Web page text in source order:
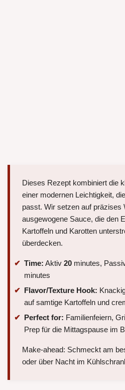
Dieses Rezept kombiniert die
einer modernen Leichtigkeit,
passt. Wir setzen auf präzises
ausgewogene Sauce, die den
Kartoffeln und Karotten
überdecken.
Time: Aktiv 20 minutes,
minutes
Flavor/Texture Hook:
auf samtige Kartoffeln und
Perfect for: Familienfeiern,
Prep für die Mittagspause im
Make-ahead: Schmeckt am
oder über Nacht im